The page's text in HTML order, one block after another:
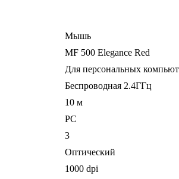
Мышь
MF 500 Elegance Red
Для персональных
Беспроводная 2.4ГГц
10 м
PC
3
Оптический
1000 dpi